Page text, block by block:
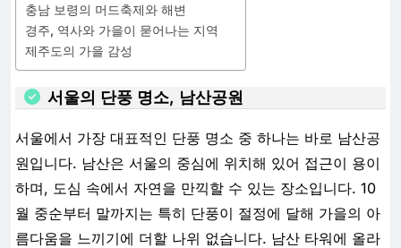
충남 보령의 머드축제와 해변
경주, 역사와 가을이 묻어나는 지역
제주도의 가을 감성
서울의 단풍 명소, 남산공원
서울에서 가장 대표적인 단풍 명소 중 하나는 바로 남산공
원입니다. 남산은 서울의 중심에 위치해 있어 접근이 용이
하며, 도심 속에서 자연을 만끽할 수 있는 장소입니다. 10
월 중순부터 말까지는 특히 단풍이 절정에 달해 가을의 아
름다움을 느끼기에 더할 나위 없습니다. 남산 타워에 올라